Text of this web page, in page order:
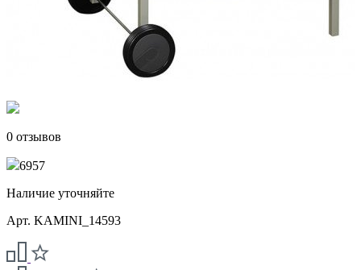
0 отзывов
6957
Наличие уточняйте
Арт. KAMINI_14593